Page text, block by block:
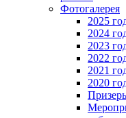
Фотогалерея
2025
2024
2023
2022
2021
2020